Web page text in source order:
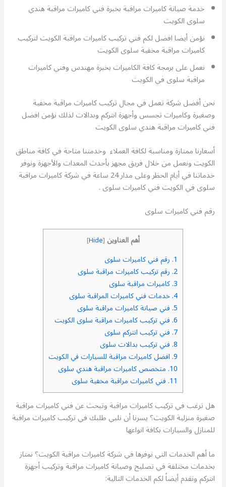
خدمة صيانة كاميرات مراقبة بخبرة فني كاميرات مراقبة هندي
سلوى الكويت
نؤمن أيضا افضل لكم فني تركيب كاميرات مراقبة الكويت لتركيب
كاميرات مراقبة مخفية سلوى الكويت
نعمل على برمجة كافة الكاميرات بخبرة مهندس وفني كاميرات
مراقبة سلوى في الكويت
نحن أفضل شركة تعمل في مجال تركيب كاميرات مراقبة مخفية
وصغيرة وكاميرات تجسس وأجهزة انتركم وبدالات لذلك نؤمن افضل
فني كاميرات مراقبة هندي سلوى الكويت
أسعارنا ممتازة ومناسبة لكافة العملاء وخدمتنا متاحة في كافة مناطق
الكويت ونعمل من خلال فريق مجهز بأحدث المعدات والأجهزة ونوفر
خدماتنا في أيام الحظر وعلى مدار 24 ساعة في شركة كاميرات مراقبة
سلوى في الكويت فني كاميرات سلوى .
رقم فني كاميرات سلوى
أهم العناوين [
Hide
]
1. رقم فني كاميرات سلوى
2. رقم تركيب كاميرات مراقبة سلوى
3. كاميرات مراقبة سلوى
4. خدمات فني كاميرات المراقبة سلوى
5. فني صيانة كاميرات مراقبة سلوى
6. فني تركيب كاميرات مراقبة سلوى الكويت
7. فني تركيب انتركم سلوى
8. فني تركيب بدالات سلوى
9. افضل كاميرات مراقبة للسيارات في الكويت
10. متخصص كاميرات مراقبة هندي سلوى
11. فني كاميرات مراقبة مخفية سلوى
هل ترغب في تركيب كاميرات مراقبة وتبحث عن فني كاميرات مراقبة
صغيرة منزلية الكويت؟ يسرنا أن نلبي طلبك في تركيب كاميرات مراقبة
للمنازل والسيارات بكافة انواعها
ما أهم الخدمات التي نوفرها في شركة كاميرات مراقبة الكويت؟ نمتاز
بخدمات مختلفة في تصليح وصيانة كاميرات مراقبة وتركيب أجهزة
انتركم ونقدم أيضاً لكم الخدمات التالية: